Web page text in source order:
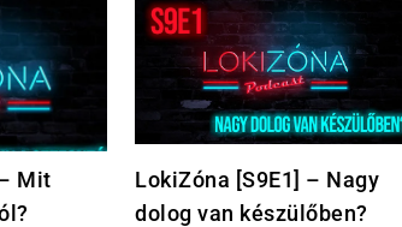
Mit
LokiZóna [S9E1] – Nagy
dolog van készülőben?